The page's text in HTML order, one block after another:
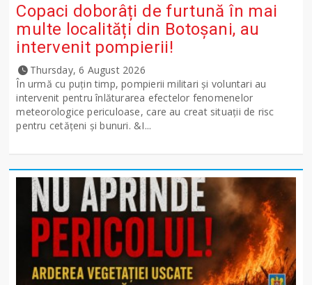
Copaci doborâți de furtună în mai
multe localități din Botoșani, au
intervenit pompierii!
Thursday, 6 August 2026
În urmă cu puțin timp, pompierii militari și voluntari au
intervenit pentru înlăturarea efectelor fenomenelor
meteorologice periculoase, care au creat situații de risc
pentru cetățeni și bunuri. &I...